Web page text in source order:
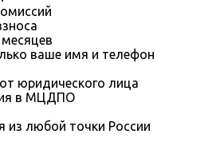
ваше имя и телефон
юридического лица
в МЦДПО
из любой точки России